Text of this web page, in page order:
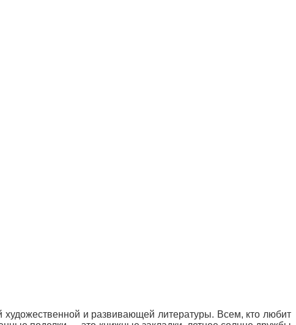
художественной и развивающей литературы. Всем, кто любит